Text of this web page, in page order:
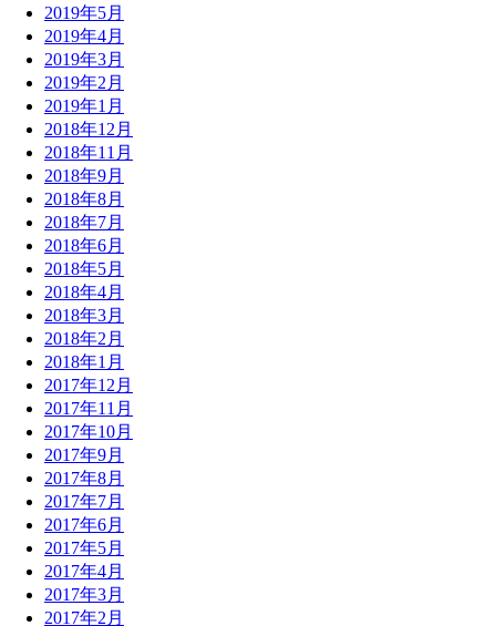
2019年5月
2019年4月
2019年3月
2019年2月
2019年1月
2018年12月
2018年11月
2018年9月
2018年8月
2018年7月
2018年6月
2018年5月
2018年4月
2018年3月
2018年2月
2018年1月
2017年12月
2017年11月
2017年10月
2017年9月
2017年8月
2017年7月
2017年6月
2017年5月
2017年4月
2017年3月
2017年2月